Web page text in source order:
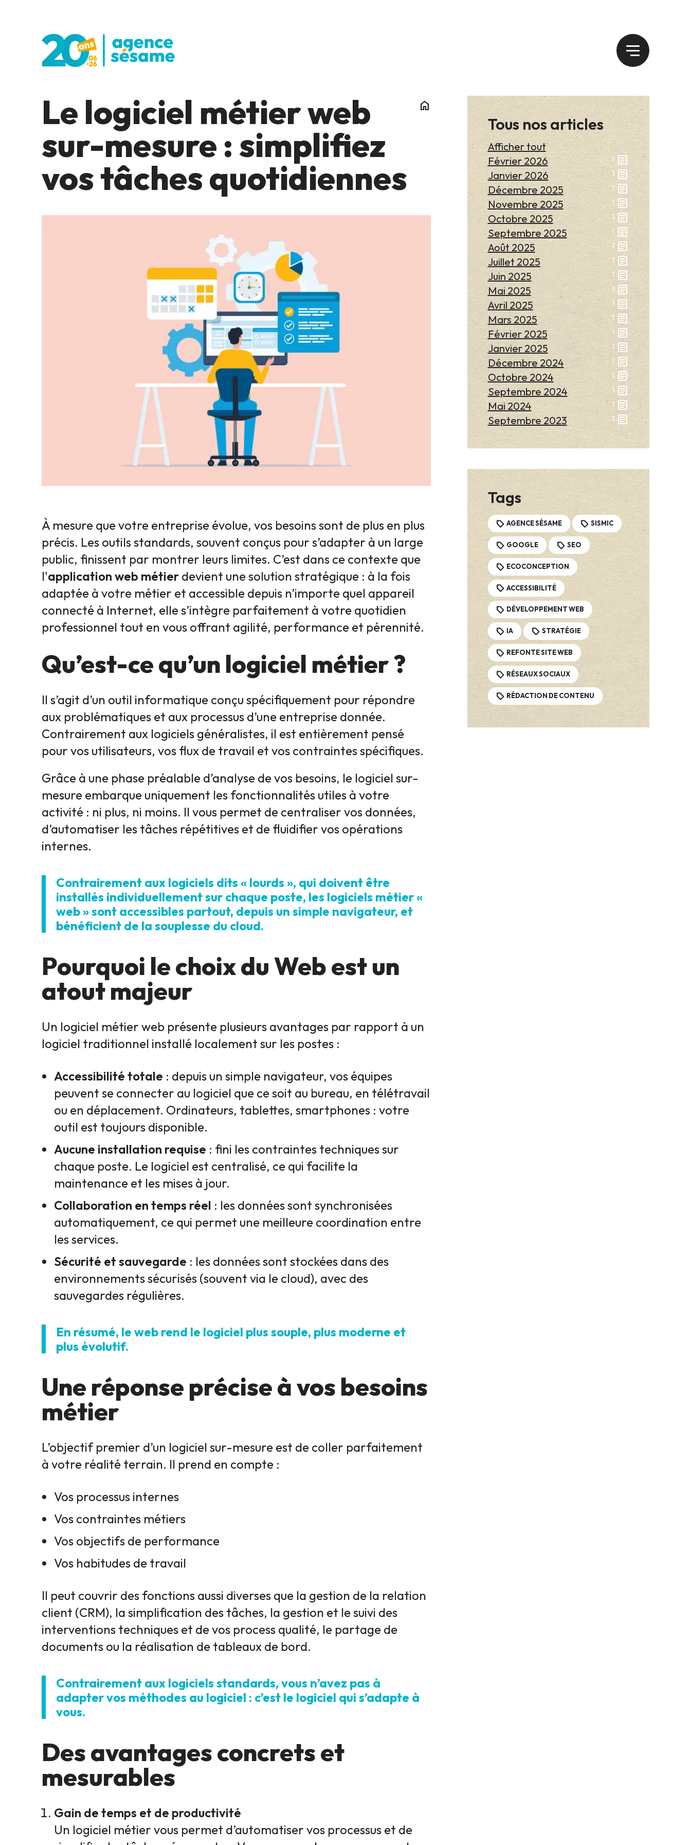
home
Le logiciel métier web
sur-mesure : simplifiez
vos tâches quotidiennes
À mesure que votre entreprise évolue, vos besoins sont de plus en plus
précis. Les outils standards, souvent conçus pour s’adapter à un large
public, finissent par montrer leurs limites. C’est dans ce contexte que
l'application web métierdevient une solution stratégique : à la fois
adaptée à votre métier et accessible depuis n’importe quel appareil
connecté à Internet, elle s’intègre parfaitement à votre quotidien
professionnel tout en vous offrant agilité, performance et pérennité.
Qu’est-ce qu’un logiciel métier ?
Il s’agit d’un outil informatique conçu spécifiquement pour répondre
aux problématiques et aux processus d’une entreprise donnée.
Contrairement aux logiciels généralistes, il est entièrement pensé
pour vos utilisateurs, vos flux de travail et vos contraintes spécifiques.
Grâce à une phase préalable d’analyse de vos besoins, le logiciel sur-
mesure embarque uniquement les fonctionnalités utiles à votre
activité : ni plus, ni moins. Il vous permet de centraliser vos données,
d’automatiser les tâches répétitives et de fluidifier vos opérations
internes.
Contrairement aux logiciels dits « lourds », qui doivent être
installés individuellement sur chaque poste, les logiciels métier «
web » sont accessibles partout, depuis un simple navigateur, et
bénéficient de la souplesse du cloud.
Pourquoi le choix du Web est un
atout majeur
Un logiciel métier web présente plusieurs avantages par rapport à un
logiciel traditionnel installé localement sur les postes :
Accessibilité totale : depuis un simple navigateur, vos équipes
peuvent se connecter au logiciel que ce soit au bureau, en télétravail
ou en déplacement. Ordinateurs, tablettes, smartphones : votre
outil est toujours disponible.
Aucune installation requise : fini les contraintes techniques sur
chaque poste. Le logiciel est centralisé, ce qui facilite la
maintenance et les mises à jour.
Collaboration en temps réel : les données sont synchronisées
automatiquement, ce qui permet une meilleure coordination entre
les services.
Sécurité et sauvegarde : les données sont stockées dans des
environnements sécurisés (souvent via le cloud), avec des
sauvegardes régulières.
En résumé, le web rend le logiciel plus souple, plus moderne et
plus évolutif.
Une réponse précise à vos besoins
métier
L’objectif premier d’un logiciel sur-mesure est de coller parfaitement
à votre réalité terrain. Il prend en compte :
Vos processus internes
Vos contraintes métiers
Vos objectifs de performance
Vos habitudes de travail
Il peut couvrir des fonctions aussi diverses que la gestion de la relation
client (CRM), la simplification des tâches, la gestion et le suivi des
interventions techniques et de vos process qualité, le partage de
documents ou la réalisation de tableaux de bord.
Contrairement aux logiciels standards, vous n’avez pas à
adapter vos méthodes au logiciel : c’est le logiciel qui s’adapte à
vous.
Des avantages concrets et
mesurables
Gain de temps et de productivité
Un logiciel métier vous permet d’automatiser vos processus et de
Tous nos articles
Afficher tout
Février 2026
1 article
Janvier 2026 1 article
Décembre 2025 1 article
Novembre 2025 1 article
Octobre 2025 1 article
Septembre 2025 1 article
Août 2025 1 article
Juillet 2025 1 article
Juin 2025 1 article
Mai 2025 1 article
Avril 2025 1 article
Mars 2025 1 article
Février 2025 1 article
Janvier 2025 1 article
Décembre 2024 1 article
Octobre 2024 1 article
Septembre 2024 1 article
Mai 2024 1 article
Septembre 2023 1 article
Tags
AGENCE SÉSAME SISMIC
GOOGLE SEO
ECOCONCEPTION
ACCESSIBILITÉ
DÉVELOPPEMENT WEB
IA STRATÉGIE
REFONTE SITE WEB
RÉSEAUX SOCIAUX
RÉDACTION DE CONTENU